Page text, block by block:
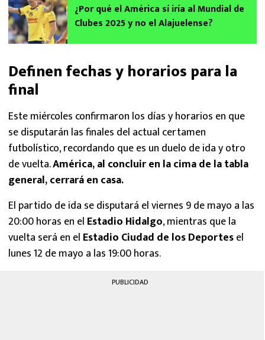
¿Por qué el América sí iría al Mundial de
Clubes 2025 y no el Alajuelense?
Definen fechas y horarios para la
final
Este miércoles confirmaron los días y horarios en que
se disputarán las finales del actual certamen
futbolístico, recordando que es un duelo de ida y otro
de vuelta.América, al concluir en la cima de la tabla
general, cerrará en casa.
El partido de ida se disputará el viernes 9 de mayo a las
20:00 horas en el Estadio Hidalgo, mientras que la
vuelta será en el Estadio Ciudad de los Deportesel
lunes 12 de mayo a las 19:00 horas.
PUBLICIDAD